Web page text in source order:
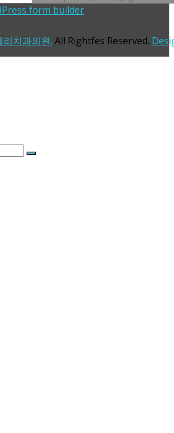
form builder
리치과의원. All Rightfes Reserved.